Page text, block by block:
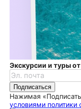
Экскурсии и туры
Подписаться
Нажимая
условиями политики